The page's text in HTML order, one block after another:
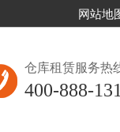
网站地
仓库租赁服务热
400-888-